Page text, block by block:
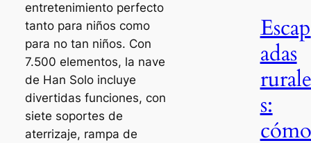
entretenimiento perfecto
tanto para niños como
para no tan niños. Con
7.500 elementos, la nave
de Han Solo incluye
divertidas funciones, con
siete soportes de
aterrizaje, rampa de
Escap
adas
rurale
s:
cómo